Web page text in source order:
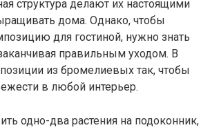
структура делают их настоящими
дома. Однако, чтобы
для гостиной, нужно знать
правильным уходом. В
из бромелиевых так, чтобы
в любой интерьер.
одно-два растения на подоконник,